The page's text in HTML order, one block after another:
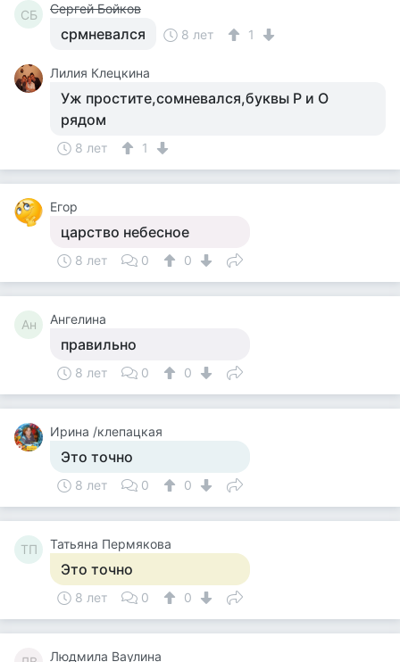
СБ Сергей Бойков
срмневался 8 лет 1
Лилия Клецкина
Уж простите,сомневался,буквы Р и О
рядом
8 лет 1
Егор
царство небесное
8 лет 0 0
Ан Ангелина
правильно
8 лет 0 0
Ирина /клепацкая
Это точно
8 лет 0 0
ТП Татьяна Пермякова
Это точно
8 лет 0 0
Людмила Ваулина